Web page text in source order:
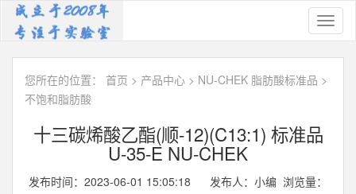
您所在的位置： 首页 > 产品中心 > NU-CHEK 脂肪酸标准品 >
不饱和脂肪酸
十三碳烯酸乙酯(顺-12)(C13:1) 标准品
U-35-E NU-CHEK
发布时间：2023-06-01 15:05:18 发布人：小编 浏览量：